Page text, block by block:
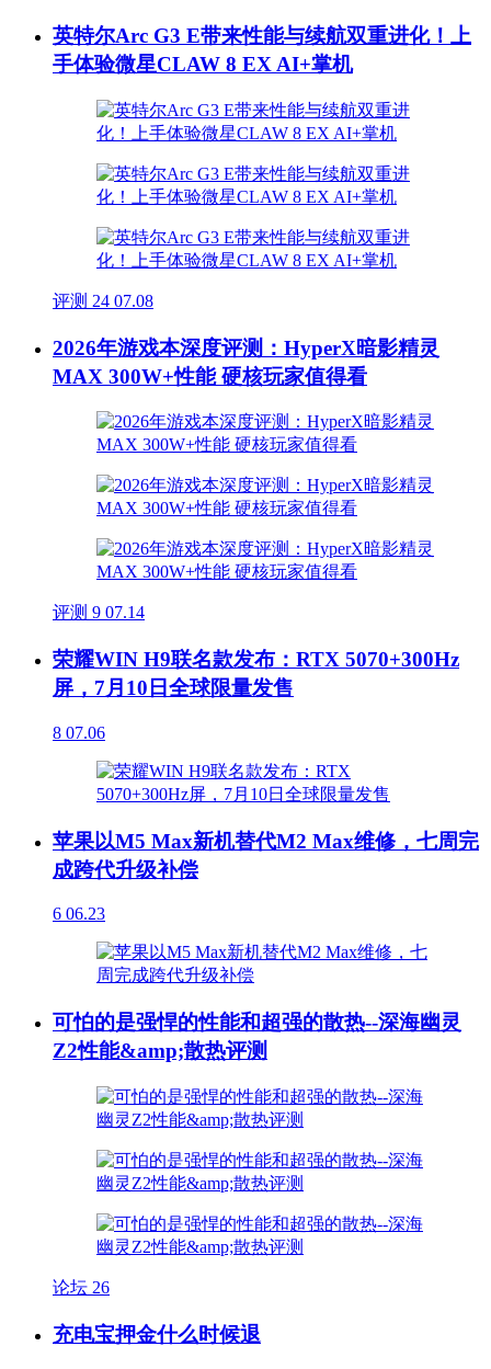
英特尔Arc G3 E带来性能与续航双重进化！上
手体验微星CLAW 8 EX AI+掌机
评测 24 07.08
2026年游戏本深度评测：HyperX暗影精灵
MAX 300W+性能 硬核玩家值得看
评测 9 07.14
荣耀WIN H9联名款发布：RTX 5070+300Hz
屏，7月10日全球限量发售
8 07.06
苹果以M5 Max新机替代M2 Max维修，七周完
成跨代升级补偿
6 06.23
可怕的是强悍的性能和超强的散热--深海幽灵
Z2性能&amp;散热评测
论坛 26
充电宝押金什么时候退